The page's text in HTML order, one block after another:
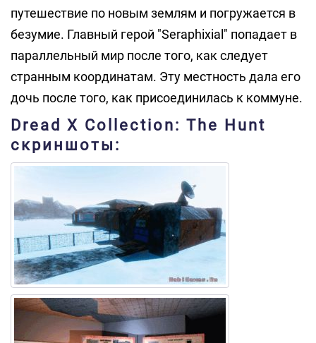
путешествие по новым землям и погружается в
безумие. Главный герой "Seraphixial" попадает в
параллельный мир после того, как следует
странным координатам. Эту местность дала его
дочь после того, как присоединилась к коммуне.
Dread X Collection: The Hunt
скриншоты: